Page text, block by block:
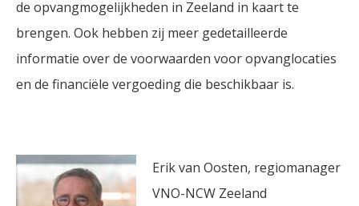
de opvangmogelijkheden in Zeeland in kaart te
brengen. Ook hebben zij meer gedetailleerde
informatie over de voorwaarden voor opvanglocaties
en de financiële vergoeding die beschikbaar is.
Erik van Oosten, regiomanager
VNO-NCW Zeeland